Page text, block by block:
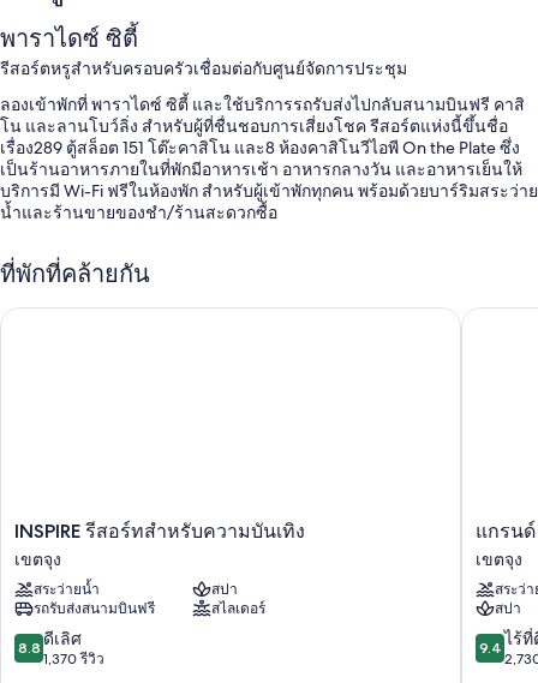
พาราไดซ์ ซิตี้
รีสอร์ตหรูสำหรับครอบครัวเชื่อมต่อกับศูนย์จัดการประชุม
ลองเข้าพักที่ พาราไดซ์ ซิตี้ และใช้บริการรถรับส่งไปกลับสนามบินฟรี คาสิ
โน และลานโบว์ลิ่ง สำหรับผู้ที่ชื่นชอบการเสี่ยงโชค รีสอร์ตแห่งนี้ขึ้นชื่อ
เรื่อง289 ตู้สล็อต 151 โต๊ะคาสิโน และ8 ห้องคาสิโนวีไอพี On the Plate ซึ่ง
เป็นร้านอาหารภายในที่พักมีอาหารเช้า อาหารกลางวัน และอาหารเย็นให้
บริการมี Wi-Fi ฟรีในห้องพัก สำหรับผู้เข้าพักทุกคน พร้อมด้วยบาร์ริมสระว่าย
น้ำและร้านขายของชำ/ร้านสะดวกซื้อ
สระว่ายน้ำในร่มและสระว่ายน้ำกลางแจ้ง
ห้องพักทั้งหมด 711 ห้องมีจุดเด่นด้านความสะดวกสบาย เช่น รูมเซอร์วิส 24
ชั่วโมง และเครื่องนอนระดับพรีเมียม รวมถึงสิ่งที่น่าประทับใจอย่าง เครื่อง
ปรับอากาศ และมินิบาร์ฟรี
สิ่งอำนวยความสะดวกอื่นๆ ได้แก่
ห้องน้ำพร้อมเรนชาวเวอร์และอ่างอาบน้ำแบบแช่ตัว
ทีวีจอแบนพร้อม ช่องทีวีพรีเมียม
ที่พักที่คล้ายกัน
INSPIRE
สำหรับ
ความ
บันเทิง
เขต
จุง
INSPIRE รีสอร์ทสำหรับความบันเทิง
เขตจุง
สระว่ายน้ำ
สปา
รถรับส่งสนามบินฟรี
สไลเดอร์
8.8
จาก
8.8 ดีเลิศ
1,370 รีวิว
INSPIRE รีสอร์ทสำหรับความบันเทิง
แก
ไฮ
แอท
อิน
ชอน
เขต
แกรน
เขตจุง
สระว่
สปา
9.4
จาก
9.4 ไร้ที่
แกรนด์